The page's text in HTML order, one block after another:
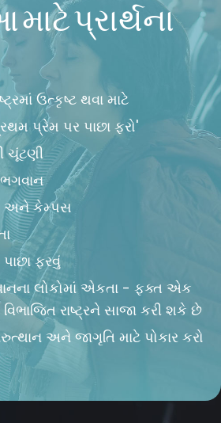
પ્રાર્થના
ઉત્કૃષ્ટ થવા માટે
પ્રેમ પર પાછા ફરો'
ચૂંટણી
અને કેમ્પસ
ફરવું
લોકોમાં એકતા - ફક્ત એક
રાષ્ટ્રને સાજા કરી શકે છે
અને જાગૃતિ માટે પોકાર કરો